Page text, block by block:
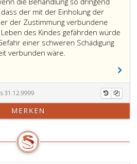
der mit der Einholung der
der Zustimmung verbundene
des Kindes gefährden würde
einer schweren Schädigung
verbunden wäre.
31.12.9999
MERKEN